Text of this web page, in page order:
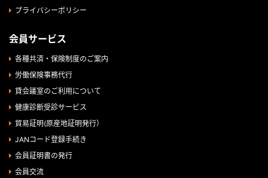
プライバシーポリシー
会員サービス
各種共済・保険制度のご案内
労働保険事務代行
貸会議室のご利用について
健康診断受診サービス
貿易証明(原産地証明発行）
JANコード登録手続き
会員証明書の発行
会員交流